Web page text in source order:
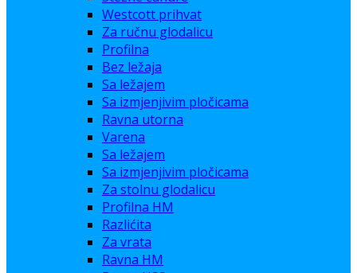
Westcott prihvat
Za ručnu glodalicu
Profilna
Bez ležaja
Sa ležajem
Sa izmjenjivim pločicama
Ravna utorna
Varena
Sa ležajem
Sa izmjenjivim pločicama
Za stolnu glodalicu
Profilna HM
Razlićita
Za vrata
Ravna HM